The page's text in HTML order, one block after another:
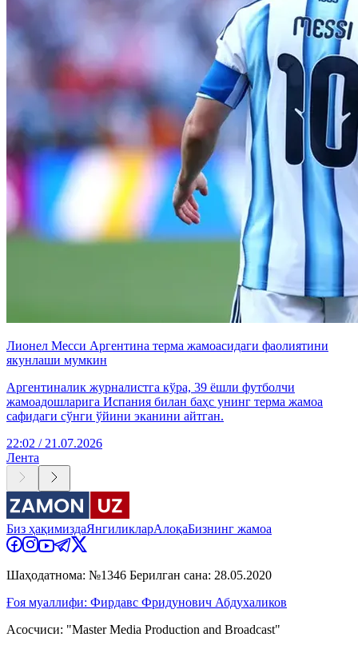
Лионел Месси Аргентина терма жамоасидаги фаолиятини
якунлаши мумкин
Аргентиналик журналистга кўра, 39 ёшли футболчи
жамоадошларига Испания билан баҳс унинг терма жамоа
сафидаги сўнги ўйини эканини айтган.
22:02 / 21.07.2026
Лента
Биз ҳақимиздаЯнгиликларАлоқаБизнинг жамоа
Шаҳодатнома: №1346 Берилган сана: 28.05.2020
Ғоя муаллифи: Фирдавс Фридунович Абдухаликов
Асосчиси: "Master Media Production and Broadcast"